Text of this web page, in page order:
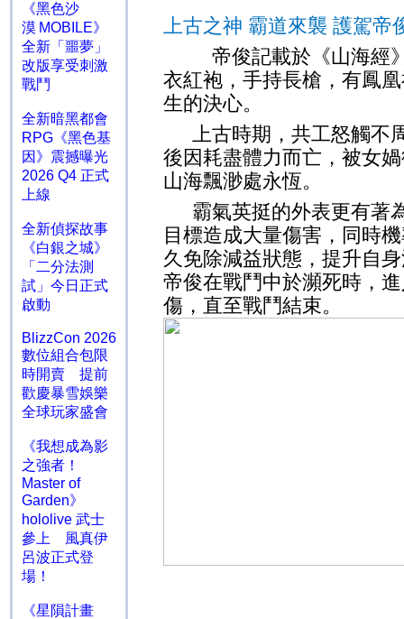
《黑色沙
漠 MOBILE》
全新「噩夢」
改版享受刺激
戰鬥
全新暗黑都會
RPG《黑色基
因》震撼曝光
2026 Q4 正式
上線
全新偵探故事
《白銀之城》
「二分法測
試」今日正式
啟動
BlizzCon 2026
數位組合包限
時開賣 提前
歡慶暴雪娛樂
全球玩家盛會
《我想成為影
之強者！
Master of
Garden》
hololive 武士
參上 風真伊
呂波正式登
場！
《星隕計畫
上古之神 霸道來襲 護駕帝
帝俊記載於《山海經
衣紅袍，手持長槍，有鳳
生的決心。
上古時期，共工怒觸不
後因耗盡體力而亡，被女
山海飄渺處永恆。
霸氣英挺的外表更有著
目標造成大量傷害，同時
久免除減益狀態，提升自
帝俊在戰鬥中於瀕死時，
傷，直至戰鬥結束。